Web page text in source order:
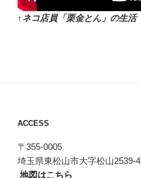
↑ネコ店員「栗金とん」の生活
ACCESS
〒355-0005
埼玉県東松山市大字松山2539-4
地図はこちら